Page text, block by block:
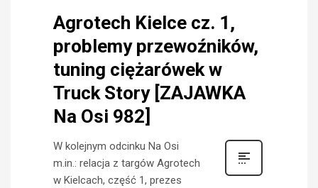
Agrotech Kielce cz. 1,
problemy przewoźników,
tuning ciężarówek w
Truck Story [ZAJAWKA
Na Osi 982]
W kolejnym odcinku Na Osi
m.in.: relacja z targów Agrotech
w Kielcach, część 1, prezes